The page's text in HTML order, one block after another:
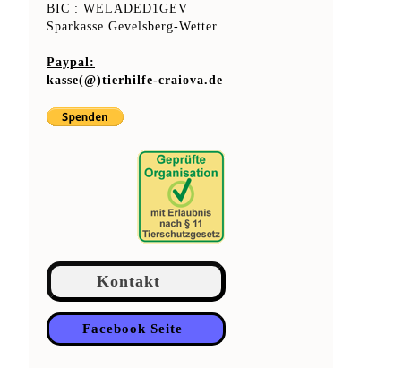
BIC : WELADED1GEV
Sparkasse Gevelsberg-Wetter
Paypal:
kasse(@)tierhilfe-craiova.de
Kontakt
Facebook Seite